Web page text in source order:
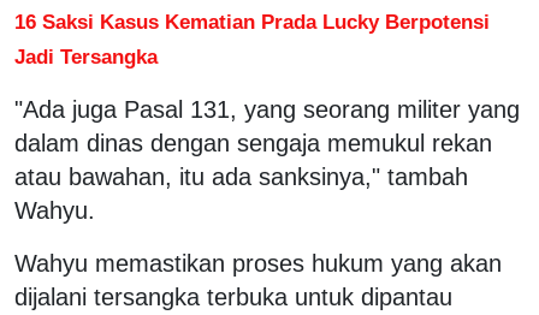
16 Saksi Kasus Kematian Prada Lucky Berpotensi
Jadi Tersangka
"Ada juga Pasal 131, yang seorang militer yang
dalam dinas dengan sengaja memukul rekan
atau bawahan, itu ada sanksinya," tambah
Wahyu.
Wahyu memastikan proses hukum yang akan
dijalani tersangka terbuka untuk dipantau